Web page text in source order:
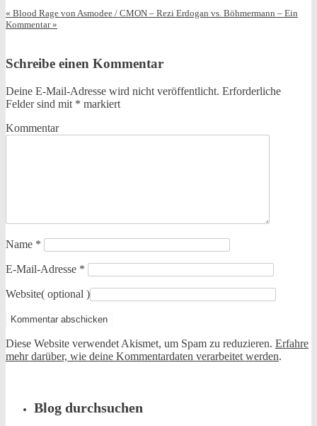
« Blood Rage von Asmodee / CMON – Rezi Erdogan vs. Böhmermann – Ein
Kommentar»
Schreibe einen Kommentar
Deine E-Mail-Adresse wird nicht veröffentlicht. Erforderliche
Felder sind mit * markiert
Kommentar
Name *
E-Mail-Adresse *
Website( optional )
Diese Website verwendet Akismet, um Spam zu reduzieren. Erfahre
mehr darüber, wie deine Kommentardaten verarbeitet werden.
Blog durchsuchen